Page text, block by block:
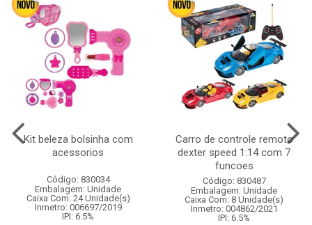
Kit beleza bolsinha com
acessorios
Código: 830034
Embalagem: Unidade
Caixa Com: 24 Unidade(s)
Inmetro: 006697/2019
IPI: 6.5%
Carro de controle remoto
dexter speed 1:14 com 7
funcoes
Código: 830487
Embalagem: Unidade
Caixa Com: 8 Unidade(s)
Inmetro: 004862/2021
IPI: 6.5%